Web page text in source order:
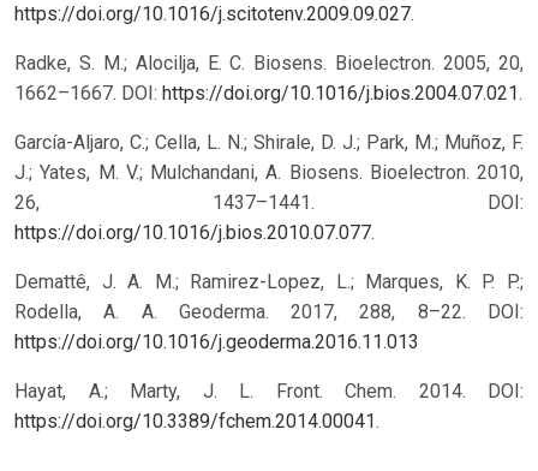
https://doi.org/10.1016/j.scitotenv.2009.09.027.
Radke, S. M.; Alocilja, E. C. Biosens. Bioelectron. 2005, 20,
1662–1667. DOI: https://doi.org/10.1016/j.bios.2004.07.021.
García-Aljaro, C.; Cella, L. N.; Shirale, D. J.; Park, M.; Muñoz, F.
J.; Yates, M. V.; Mulchandani, A. Biosens. Bioelectron. 2010,
26, 1437–1441. DOI:
https://doi.org/10.1016/j.bios.2010.07.077.
Demattê, J. A. M.; Ramirez-Lopez, L.; Marques, K. P. P.;
Rodella, A. A. Geoderma. 2017, 288, 8–22.
DOI:
https://doi.org/10.1016/j.geoderma.2016.11.013
Hayat, A.; Marty, J. L. Front. Chem. 2014. DOI:
https://doi.org/10.3389/fchem.2014.00041.